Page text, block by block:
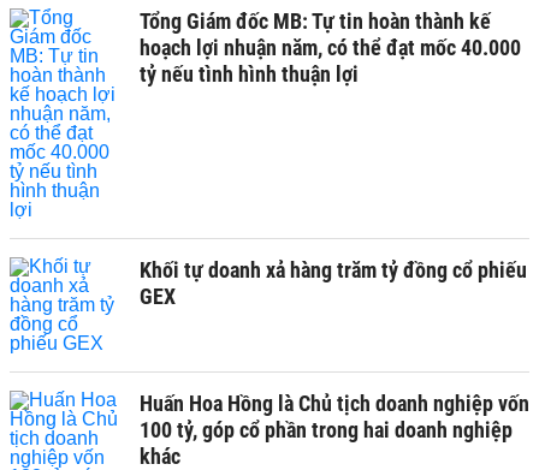
Tổng Giám đốc MB: Tự tin hoàn thành kế
hoạch lợi nhuận năm, có thể đạt mốc 40.000
tỷ nếu tình hình thuận lợi
Khối tự doanh xả hàng trăm tỷ đồng cổ phiếu
GEX
Huấn Hoa Hồng là Chủ tịch doanh nghiệp vốn
100 tỷ, góp cổ phần trong hai doanh nghiệp
khác